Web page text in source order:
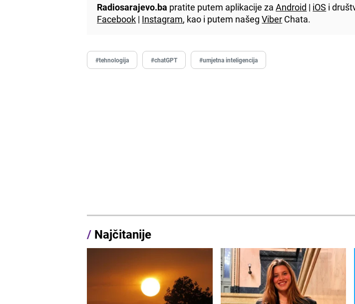
Radiosarajevo.ba pratite putem aplikacije zaAndroid | iOS i
Facebook | Instagram, kao i putem našegViber Chata.
#tehnologija #chatGPT #umjetna inteligencija
/ Najčitanije